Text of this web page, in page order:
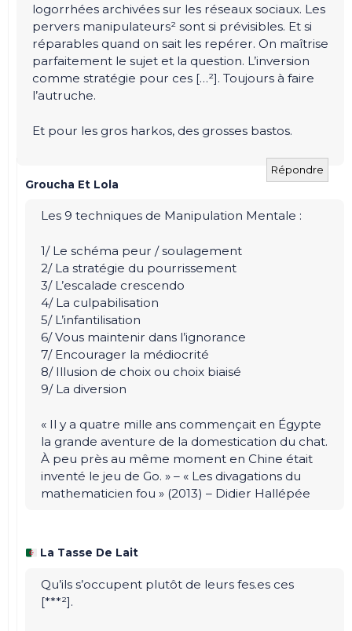
logorrhées archivées sur les réseaux sociaux. Les
pervers manipulateurs² sont si prévisibles. Et si
réparables quand on sait les repérer. On maîtrise
parfaitement le sujet et la question. L’inversion
comme stratégie pour ces […²]. Toujours à faire
l’autruche.
Et pour les gros harkos, des grosses bastos.
Répondre
Groucha Et Lola
Les 9 techniques de Manipulation Mentale :
1/ Le schéma peur / soulagement
2/ La stratégie du pourrissement
3/ L’escalade crescendo
4/ La culpabilisation
5/ L’infantilisation
6/ Vous maintenir dans l’ignorance
7/ Encourager la médiocrité
8/ Illusion de choix ou choix biaisé
9/ La diversion
« Il y a quatre mille ans commençait en Égypte
la grande aventure de la domestication du chat.
À peu près au même moment en Chine était
inventé le jeu de Go. » – « Les divagations du
mathematicien fou » (2013) – Didier Hallépée
La Tasse De Lait
Qu’ils s’occupent plutôt de leurs fes.es ces
[***²].